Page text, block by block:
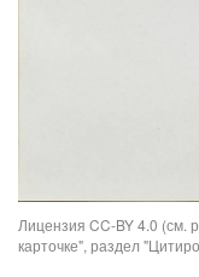
Лицензия CC-BY 4.0 (см.
карточке", раздел